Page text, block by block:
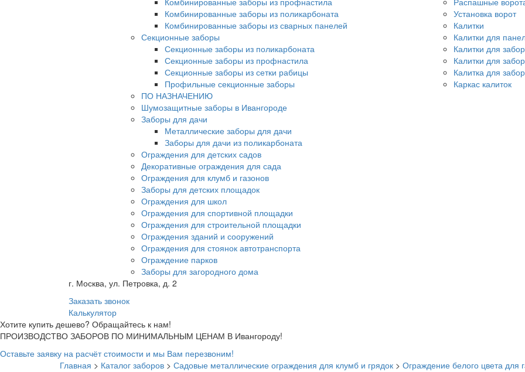
Комбинированные заборы из поликарбоната
Комбинированные заборы из сварных панелей
Секционные заборы
Секционные заборы из поликарбоната
Секционные заборы из профнастила
Секционные заборы из сетки рабицы
Профильные секционные заборы
ПО НАЗНАЧЕНИЮ
Шумозащитные заборы в Ивангороде
Заборы для дачи
Металлические заборы для дачи
Заборы для дачи из поликарбоната
Ограждения для детских садов
Декоративные ограждения для сада
Ограждения для клумб и газонов
Заборы для детских площадок
Ограждения для школ
Ограждения для спортивной площадки
Ограждения для строительной площадки
Ограждения зданий и сооружений
Ограждения для стоянок автотранспорта
Ограждение парков
Заборы для загородного дома
Установка ворот
Калитки
Калитки для
Калитки для
Калитки для
Калитка для
Каркас калиток
г. Москва, ул. Петровка, д. 2
Заказать звонок
Калькулятор
Хотите купить дешево? Обращайтесь к нам!
ПРОИЗВОДСТВО ЗАБОРОВ ПО МИНИМАЛЬНЫМ ЦЕНАМ В Ивангороду!
Оставьте заявку на расчёт стоимости и мы Вам перезвоним!
Главная > Каталог заборов > Садовые металлические ограждения для клумб и грядок > Ограждение белого цвета для